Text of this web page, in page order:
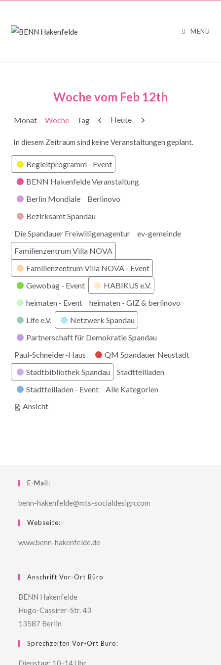
MENÜ
Woche vom Feb 12th
Monat Woche Tag Zurück
Heute Weiter
In diesem Zeitraum sind keine Veranstaltungen geplant.
Kategorien
Begleitprogramm - Event
BENN Hakenfelde Veranstaltung
Berlin Mondiale
Berlinovo
Bezirksamt Spandau
Die Spandauer Freiwilligenagentur
ev-gemeinde
Familienzentrum Villa NOVA
Familienzentrum Villa NOVA - Event
Gewobag - Event
HABIKUS e.V.
heimaten - Event
heimaten - GIZ & berlinovo
Life e.V.
Netzwerk Spandau
Partnerschaft für Demokratie Spandau
Paul-Schneider-Haus
QM Spandauer Neustadt
Stadtbibliothek Spandau
Stadtteilladen
Stadtteilladen - Event
Alle Kategorien
Ansichtausdrucken
E-Mail:
benn-hakenfelde@mts-socialdesign.com
Webseite:
www.benn-hakenfelde.de
Anschrift Vor-Ort Büro
BENN Hakenfelde
Hugo-Cassirer-Str. 43
13587 Berlin
Sprechzeiten Vor-Ort Büro:
Dienstag: 10-14 Uhr